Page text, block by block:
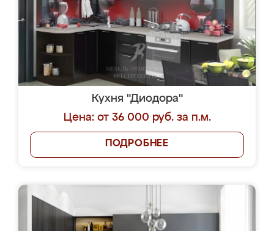
Кухня "Диодора"
Цена: от 36 000 руб. за п.м.
ПОДРОБНЕЕ